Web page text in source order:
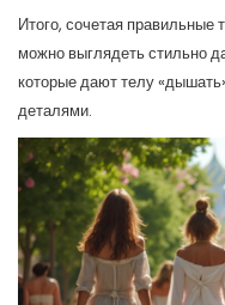
Итого, сочетая правильные
можно выглядеть стильно
которые дают телу
деталями.